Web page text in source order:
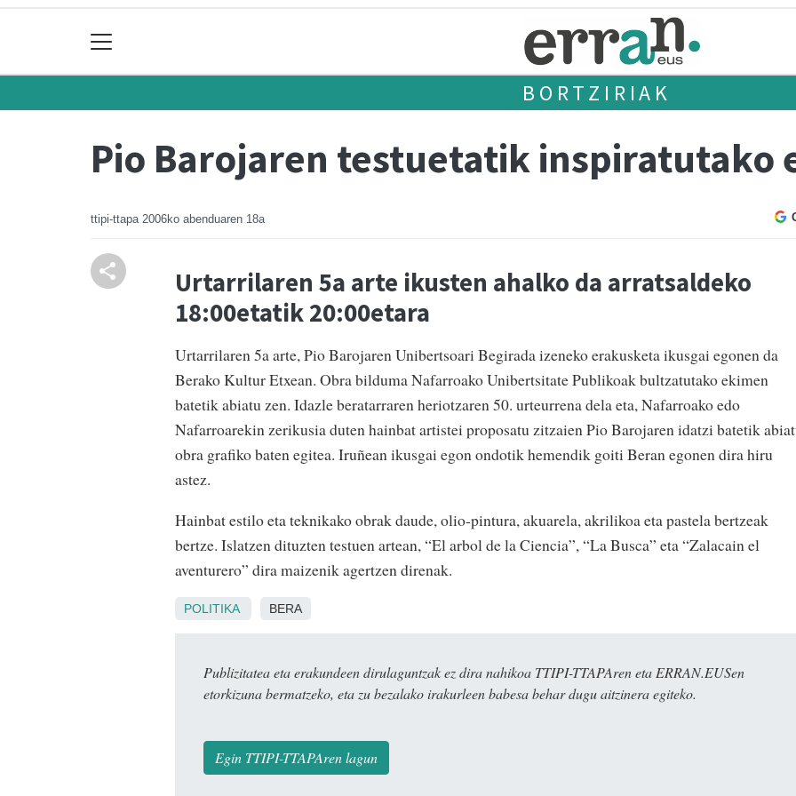
BORTZIRIAK
Pio Barojaren testuetatik inspiratutako
ttipi-ttapa 2006ko abenduaren 18a
Urtarrilaren 5a arte ikusten ahalko da arratsaldeko
18:00etatik 20:00etara
Urtarrilaren 5a arte, Pio Barojaren Unibertsoari Begirada izeneko erakusketa ikusgai egonen da
Berako Kultur Etxean. Obra bilduma Nafarroako Unibertsitate Publikoak bultzatutako ekimen
batetik abiatu zen. Idazle beratarraren heriotzaren 50. urteurrena dela eta, Nafarroako edo
Nafarroarekin zerikusia duten hainbat artistei proposatu zitzaien Pio Barojaren idatzi batetik
obra grafiko baten egitea. Iruñean ikusgai egon ondotik hemendik goiti Beran egonen dira hiru
astez.
Hainbat estilo eta teknikako obrak daude, olio-pintura, akuarela, akrilikoa eta pastela bertzeak
bertze. Islatzen dituzten testuen artean, “El arbol de la Ciencia”, “La Busca” eta “Zalacain el
aventurero” dira maizenik agertzen direnak.
POLITIKA BERA
Publizitatea eta erakundeen dirulaguntzak ez dira nahikoa TTIPI-TTAPAren eta ERRAN.EUSen
etorkizuna bermatzeko, eta zu bezalako irakurleen babesa behar dugu aitzinera egiteko.
Egin TTIPI-TTAPAren lagun